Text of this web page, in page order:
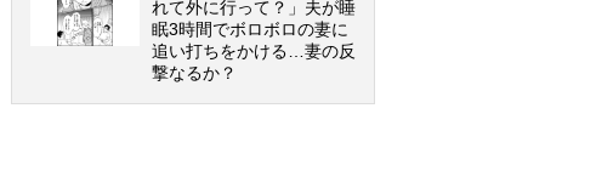
れて外に行って？」夫が睡
眠3時間でボロボロの妻に
追い打ちをかける…妻の反
撃なるか？